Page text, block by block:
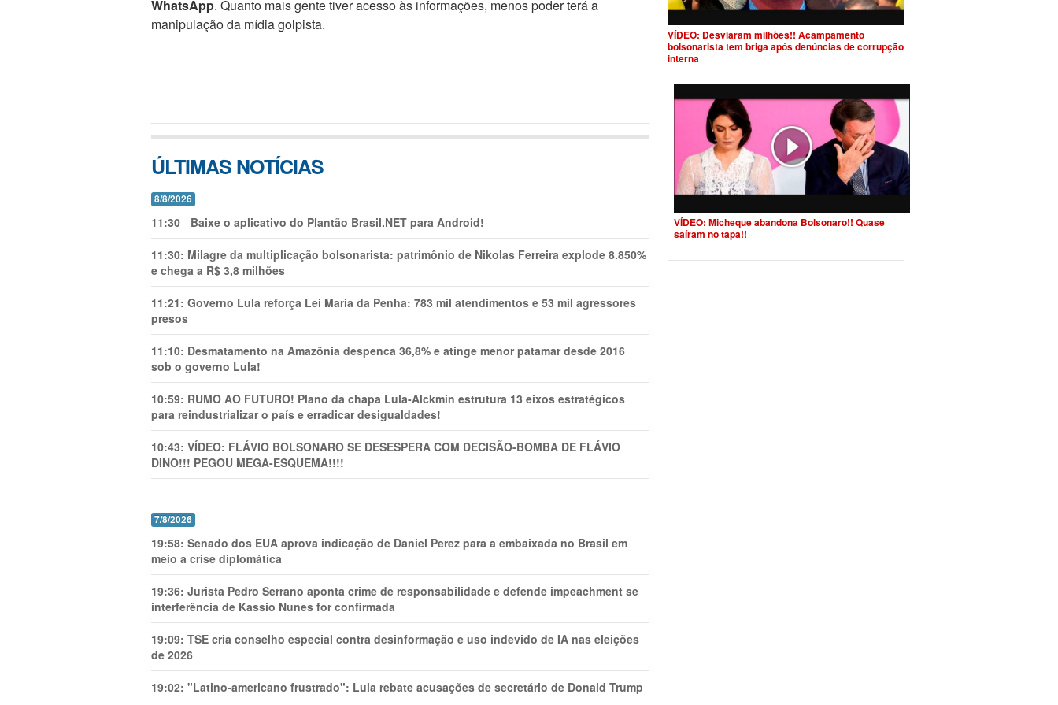
WhatsApp. Quanto mais gente tiver acesso às informações, menos poder terá a
manipulação da mídia golpista.
ÚLTIMAS NOTÍCIAS
8/8/2026
11:30 - Baixe o aplicativo do Plantão Brasil.NET para Android!
11:30: Milagre da multiplicação bolsonarista: patrimônio de Nikolas Ferreira explode 8.850%
e chega a R$ 3,8 milhões
11:21: Governo Lula reforça Lei Maria da Penha: 783 mil atendimentos e 53 mil agressores
presos
11:10: Desmatamento na Amazônia despenca 36,8% e atinge menor patamar desde 2016
sob o governo Lula!
10:59: RUMO AO FUTURO! Plano da chapa Lula-Alckmin estrutura 13 eixos estratégicos
para reindustrializar o país e erradicar desigualdades!
10:43: VÍDEO: FLÁVIO BOLSONARO SE DESESPERA COM DECISÃO-BOMBA DE FLÁVIO
DINO!!! PEGOU MEGA-ESQUEMA!!!!
7/8/2026
19:58: Senado dos EUA aprova indicação de Daniel Perez para a embaixada no Brasil em
meio a crise diplomática
19:36: Jurista Pedro Serrano aponta crime de responsabilidade e defende impeachment se
interferência de Kassio Nunes for confirmada
19:09: TSE cria conselho especial contra desinformação e uso indevido de IA nas eleições
de 2026
19:02: "Latino-americano frustrado": Lula rebate acusações de secretário de Donald Trump
VÍDEO: Desviaram milhões!! Acampamento
bolsonarista tem briga após denúncias de corrupção
interna
VÍDEO: Micheque abandona Bolsonaro!! Quase
saíram no tapa!!